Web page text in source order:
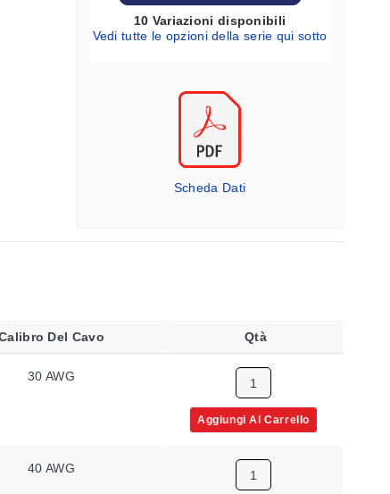
10 Variazioni disponibili
Vedi tutte le opzioni della serie qui sotto
Scheda Dati
Del Cavo Qtà
30 AWG
Aggiungi Al Carrello
40 AWG